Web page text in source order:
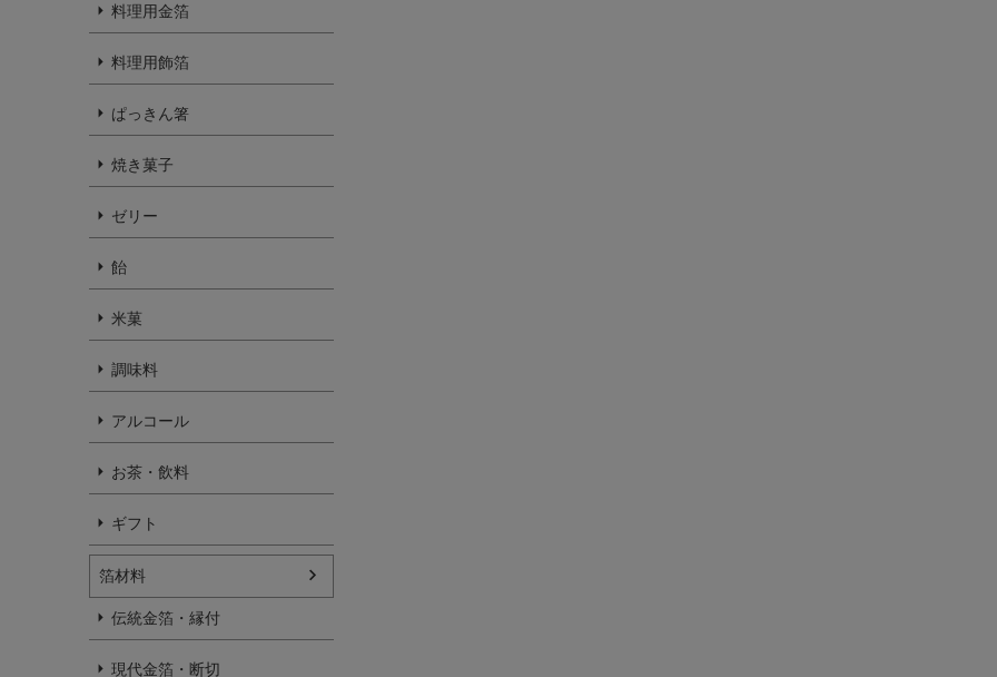
料理用金箔
料理用飾箔
ぱっきん箸
焼き菓子
ゼリー
飴
米菓
調味料
アルコール
お茶・飲料
ギフト
箔材料
伝統金箔・縁付
現代金箔・断切